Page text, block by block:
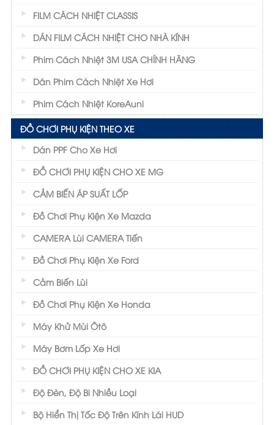
FILM CÁCH NHIỆT CLASSIS
DÁN FILM CÁCH NHIỆT CHO NHÀ KÍNH
Phim Cách Nhiệt 3M USA CHÍNH HÃNG
Dán Phim Cách Nhiệt Xe Hơi
Phim Cách Nhiệt KoreAuni
ĐỒ CHƠI PHỤ KIỆN THEO XE
Dán PPF Cho Xe Hơi
ĐỒ CHƠI PHỤ KIỆN CHO XE MG
CẢM BIẾN ÁP SUẤT LỐP
Đồ Chơi Phụ Kiện Xe Mazda
CAMERA Lùi CAMERA Tiến
Đồ Chơi Phụ Kiện Xe Ford
Cảm Biến Lùi
Đồ Chơi Phụ Kiện Xe Honda
Máy Khử Mùi Ôtô
Máy Bơm Lốp Xe Hơi
ĐỒ CHƠI PHỤ KIỆN CHO XE KIA
Độ Đèn, Độ Bi Nhiều Loại
Bộ Hiển Thị Tốc Độ Trên Kính Lái HUD